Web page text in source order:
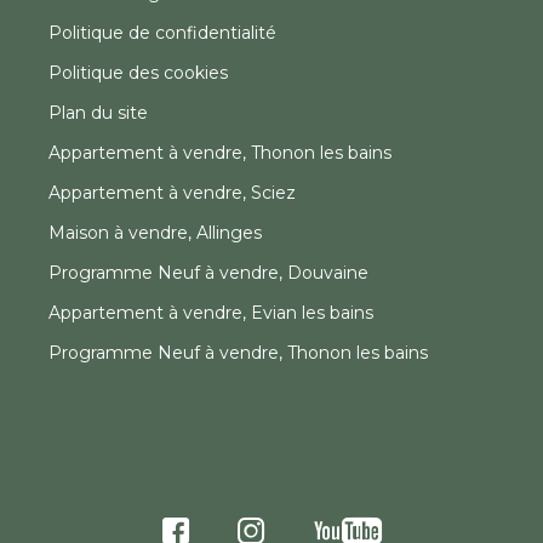
Politique de confidentialité
Politique des cookies
Plan du site
Appartement à vendre, Thonon les bains
Appartement à vendre, Sciez
Maison à vendre, Allinges
Programme Neuf à vendre, Douvaine
Appartement à vendre, Evian les bains
Programme Neuf à vendre, Thonon les bains